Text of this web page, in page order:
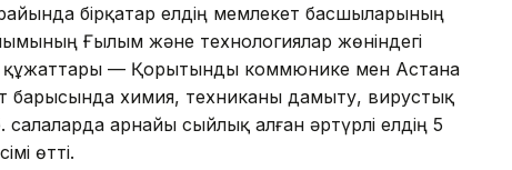
бірқатар елдің мемлекет басшыларының
Ғылым және технологиялар жөніндегі
құжаттары — Қорытынды коммюнике мен Астана
барысында химия, техниканы дамыту, вирустық
арнайы сыйлық алған әртүрлі елдің 5
өтті.